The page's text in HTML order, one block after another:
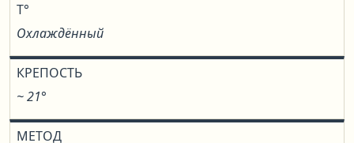
T°
Охлаждённый
КРЕПОСТЬ
~ 21°
МЕТОД